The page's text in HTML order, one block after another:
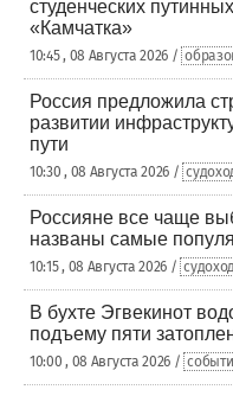
студенческих
«Камчатка»
10:45 , 08 Августа 2026 /
Россия предложила
развитии
пути
10:30 , 08 Августа 2026 /
Россияне все чаще
названы самые
10:15 , 08 Августа 2026 /
В бухте Эгвекинот
подъему пяти
10:00 , 08 Августа 2026 /